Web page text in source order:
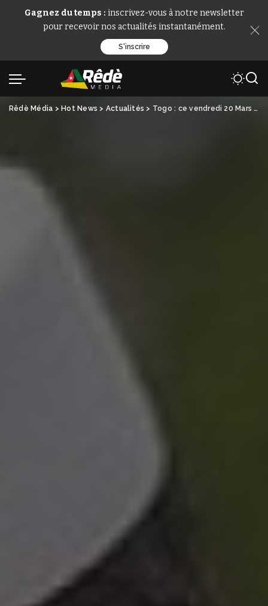
Gagnez du temps : inscrivez-vous à notre newsletter
pour recevoir nos actualités instantanément.
S'inscrire
Rêdè Média > Hot News > Actualités > Togo : ce vendredi 20 Mars 2026 marque la fin du Ramadan avec l’Aïd